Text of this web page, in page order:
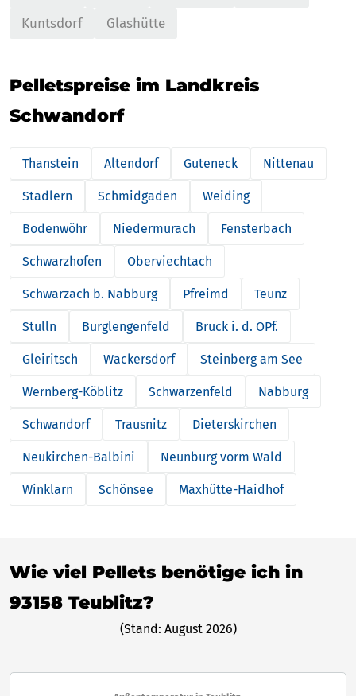
Kuntsdorf
Glashütte
Pelletspreise im Landkreis
Schwandorf
Thanstein Altendorf Guteneck Nittenau
Stadlern Schmidgaden Weiding
Bodenwöhr Niedermurach Fensterbach
Schwarzhofen Oberviechtach
Schwarzach b. Nabburg Pfreimd Teunz
Stulln Burglengenfeld Bruck i. d. OPf.
Gleiritsch Wackersdorf Steinberg am See
Wernberg-Köblitz Schwarzenfeld Nabburg
Schwandorf Trausnitz Dieterskirchen
Neukirchen-Balbini Neunburg vorm Wald
Winklarn Schönsee Maxhütte-Haidhof
Wie viel Pellets benötige ich in
93158 Teublitz?
(Stand: August 2026)